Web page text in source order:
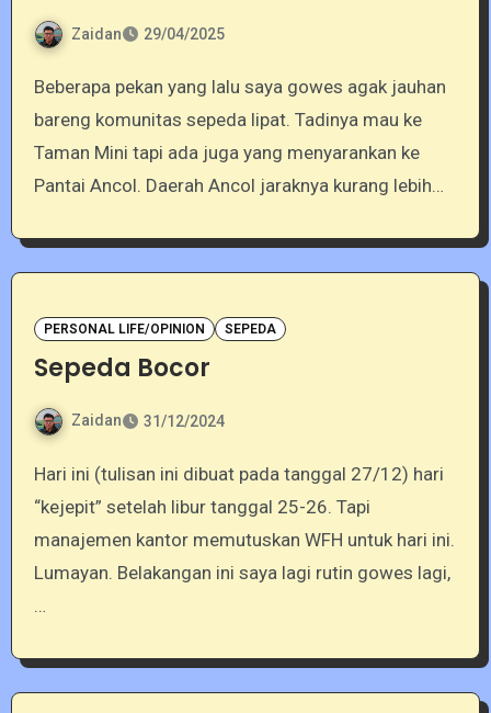
Zaidan 29/04/2025
Beberapa pekan yang lalu saya gowes agak jauhan
bareng komunitas sepeda lipat. Tadinya mau ke
Taman Mini tapi ada juga yang menyarankan ke
Pantai Ancol. Daerah Ancol jaraknya kurang lebih…
PERSONAL LIFE/OPINION SEPEDA
Sepeda Bocor
Zaidan 31/12/2024
Hari ini (tulisan ini dibuat pada tanggal 27/12) hari
“kejepit” setelah libur tanggal 25-26. Tapi
manajemen kantor memutuskan WFH untuk hari ini.
Lumayan. Belakangan ini saya lagi rutin gowes lagi,
…